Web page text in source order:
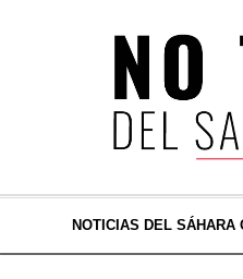
NOTICIAS DEL SÁHARA